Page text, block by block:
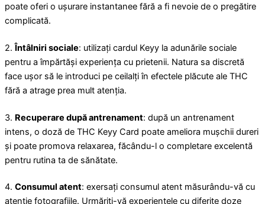
poate oferi o ușurare instantanee fără a fi nevoie de o pregătire
complicată.
2.Întâlniri sociale: utilizați cardul Keyy la adunările sociale
pentru a împărtăși experiența cu prietenii. Natura sa discretă
face ușor să le introduci pe ceilalți în efectele plăcute ale THC
fără a atrage prea mult atenția.
3. Recuperare după antrenament: după un antrenament
intens, o doză de THC Keyy Card poate ameliora mușchii dureri
și poate promova relaxarea, făcându-l o completare excelentă
pentru rutina ta de sănătate.
4. Consumul atent: exersați consumul atent măsurându-vă cu
atenție fotografiile. Urmăriți-vă experiențele cu diferite doze